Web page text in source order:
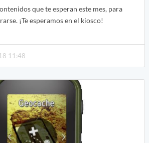
que te esperan este mes, para
¡Te esperamos en el kiosco!
11:48